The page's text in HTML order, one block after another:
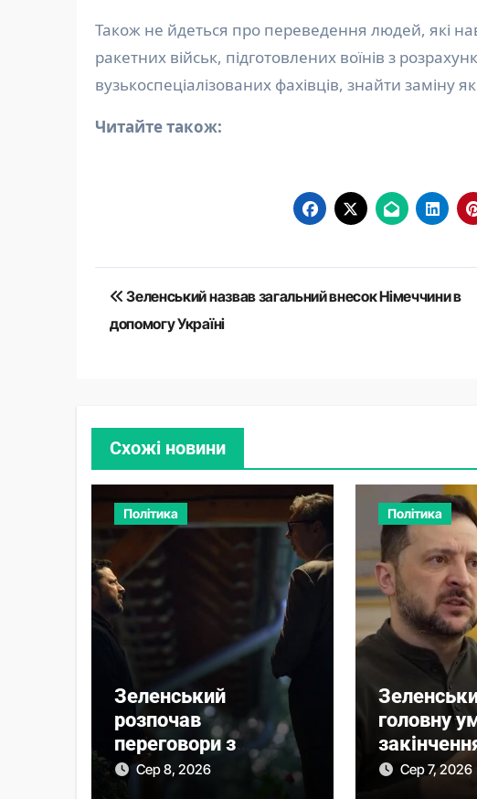
Також не йдеться про переведення людей, які
ракетних військ, підготовлених воїнів з
вузькоспеціалізованих фахівців, знайти заміну
Читайте також:
Навігація
записів
Зеленський назвав загальний внесок Німеччини в
допомогу Україні
Схожі новини
Політика
Зеленський
розпочав
переговори з
Вучичем про нову
Сер 8, 2026
Політика
головну
після
Сер 7, 2026